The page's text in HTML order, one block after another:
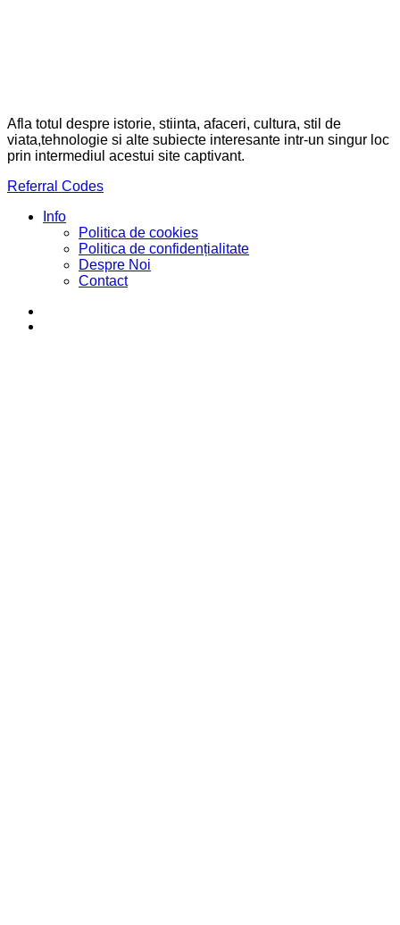
Afla totul despre istorie, stiinta, afaceri, cultura, stil de
viata,tehnologie si alte subiecte interesante intr-un singur loc
prin intermediul acestui site captivant.
Referral Codes
Info
Politica de cookies
Politica de confidențialitate
Despre Noi
Contact